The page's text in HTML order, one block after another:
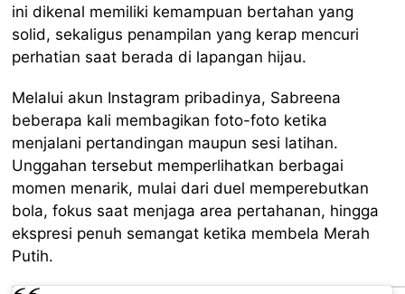
ini dikenal memiliki kemampuan bertahan yang
solid, sekaligus penampilan yang kerap mencuri
perhatian saat berada di lapangan hijau.
Melalui akun Instagram pribadinya, Sabreena
beberapa kali membagikan foto-foto ketika
menjalani pertandingan maupun sesi latihan.
Unggahan tersebut memperlihatkan berbagai
momen menarik, mulai dari duel memperebutkan
bola, fokus saat menjaga area pertahanan, hingga
ekspresi penuh semangat ketika membela Merah
Putih.